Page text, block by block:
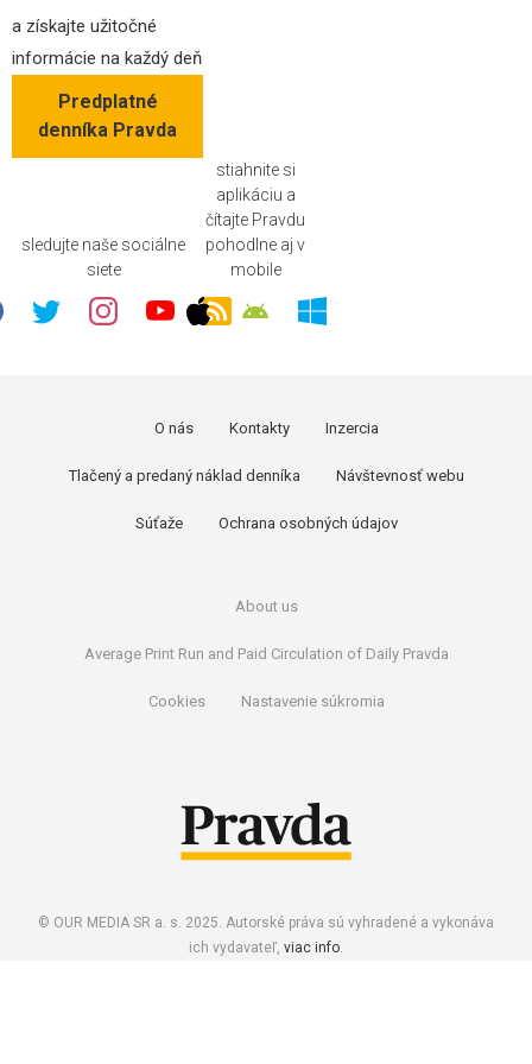
a získajte užitočné
informácie na každý deň
Predplatné
denníka Pravda
sledujte naše sociálne
siete
stiahnite si
aplikáciu a
čítajte Pravdu
pohodlne aj v
mobile
O nás Kontakty Inzercia
Tlačený a predaný náklad denníka Návštevnosť webu
Súťaže Ochrana osobných údajov
About us
Average Print Run and Paid Circulation of Daily Pravda
Cookies Nastavenie súkromia
© OUR MEDIA SR a. s. 2025. Autorské práva sú vyhradené a vykonáva
ich vydavateľ, viac info.